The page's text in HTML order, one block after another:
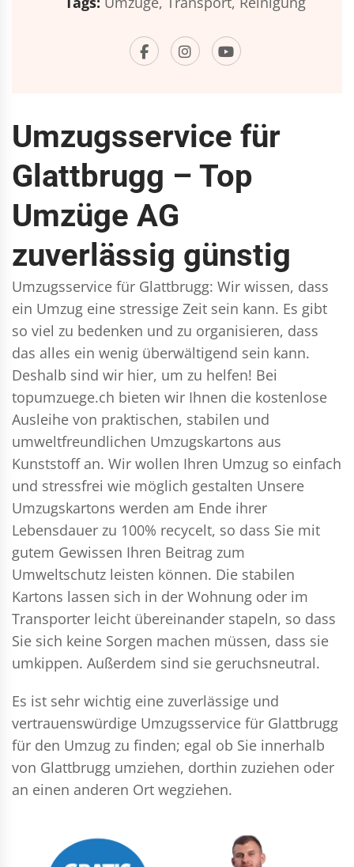
Umzugsservice für
Glattbrugg – Top
Umzüge AG
zuverlässig günstig
Umzugsservice für Glattbrugg: Wir wissen, dass
ein Umzug eine stressige Zeit sein kann. Es gibt
so viel zu bedenken und zu organisieren, dass
das alles ein wenig überwältigend sein kann.
Deshalb sind wir hier, um zu helfen! Bei
topumzuege.ch bieten wir Ihnen die kostenlose
Ausleihe von praktischen, stabilen und
umweltfreundlichen Umzugskartons aus
Kunststoff an. Wir wollen Ihren Umzug so einfach
und stressfrei wie möglich gestalten Unsere
Umzugskartons werden am Ende ihrer
Lebensdauer zu 100% recycelt, so dass Sie mit
gutem Gewissen Ihren Beitrag zum
Umweltschutz leisten können. Die stabilen
Kartons lassen sich in der Wohnung oder im
Transporter leicht übereinander stapeln, so dass
Sie sich keine Sorgen machen müssen, dass sie
umkippen. Außerdem sind sie geruchsneutral.
Es ist sehr wichtig eine zuverlässige und
vertrauenswürdige Umzugsservice für Glattbrugg
für den Umzug zu finden; egal ob Sie innerhalb
von Glattbrugg umziehen, dorthin zuziehen oder
an einen anderen Ort wegziehen.